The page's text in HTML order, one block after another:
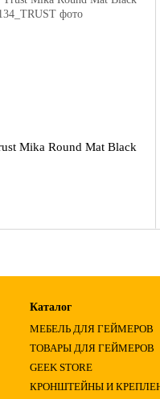
Mika Round Mat Black
Каталог
МЕБЕЛЬ ДЛЯ ГЕЙМЕРОВ
ТОВАРЫ ДЛЯ ГЕЙМЕРОВ
GEEK STORE
КРОНШТЕЙНЫ И